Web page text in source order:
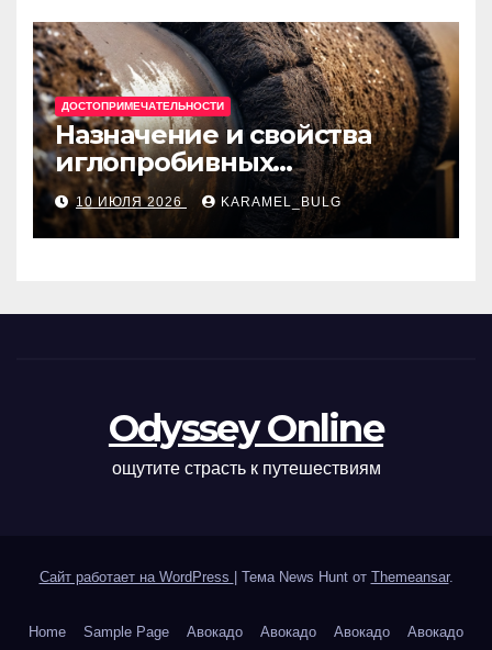
ДОСТОПРИМЕЧАТЕЛЬНОСТИ
Назначение и свойства
иглопробивных
базальтовых огнеупорных
матов
10 ИЮЛЯ 2026 KARAMEL_BULG
Odyssey Online
ощутите страсть к путешествиям
Сайт работает на WordPress Тема News Hunt от Themeansar.
Home Sample Page Авокадо Авокадо Авокадо Авокадо